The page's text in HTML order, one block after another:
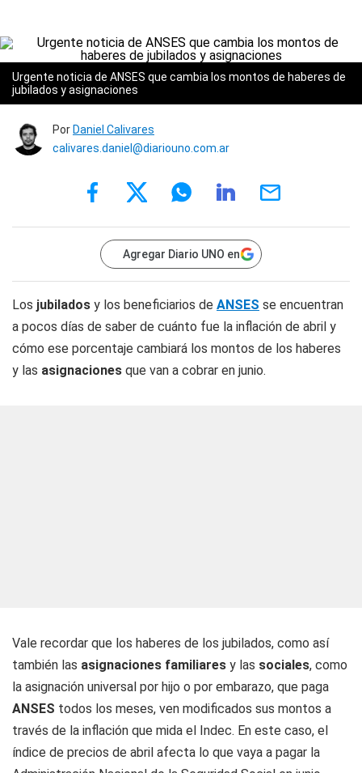
Urgente noticia de ANSES que cambia los montos de haberes de
jubilados y asignaciones
Por Daniel Calivares
calivares.daniel@diariouno.com.ar
Agregar Diario UNO en
Los jubilados y los beneficiarios de ANSES se encuentran
a pocos días de saber de cuánto fue la inflación de abril y
cómo ese porcentaje cambiará los montos de los haberes
y las asignaciones que van a cobrar en junio.
Vale recordar que los haberes de los jubilados, como así
también las asignaciones familiares y las sociales, como
la asignación universal por hijo o por embarazo, que paga
ANSES todos los meses, ven modificados sus montos a
través de la inflación que mida el Indec. En este caso, el
índice de precios de abril afecta lo que vaya a pagar la